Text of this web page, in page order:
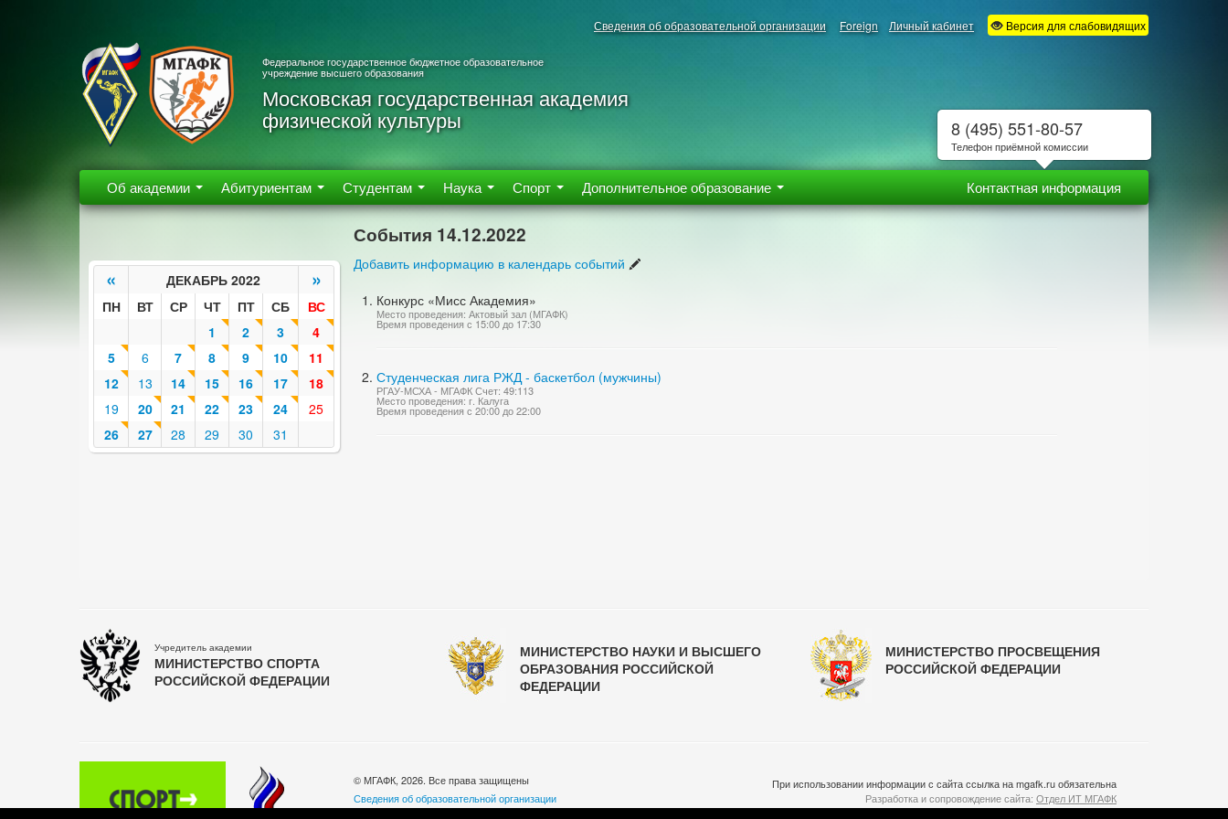
Сведения об образовательной организации Foreign Личный кабинет Версия для слабовидящих
Федеральное государственное бюджетное образовательное
учреждение высшего образования
Московская государственная академия
физической культуры
Об академии Абитуриентам Студентам Наука Спорт Дополнительное образование Контактная информация
« ДЕКАБРЬ 2022 »
ПН ВТ СР ЧТ ПТ СБ
ВС
1
2 3
4
5
6 7 8 9 10
11
12
13 14 15 16 17
18
19
20 21 22 23 24
25
26
27 28 29 30 31
События 14.12.2022
Добавить информацию в календарь событий
Конкурс «Мисс Академия»
Место проведения: Актовый зал (МГАФК)
Время проведения с 15:00 до 17:30
Студенческая лига РЖД - баскетбол (мужчины)
РГАУ-МСХА - МГАФК Счет: 49:113
Место проведения: г. Калуга
Время проведения с 20:00 до 22:00
Учредитель академии
МИНИСТЕРСТВО СПОРТА
РОССИЙСКОЙ ФЕДЕРАЦИИ
МИНИСТЕРСТВО НАУКИ И ВЫСШЕГО
ОБРАЗОВАНИЯ РОССИЙСКОЙ
ФЕДЕРАЦИИ
МИНИСТЕРСТВО ПРОСВЕЩЕНИЯ
РОССИЙСКОЙ ФЕДЕРАЦИИ
© МГАФК, 2026. Все права защищены
Сведения об образовательной организации
При использовании информации с сайта ссылка на mgafk.ru обязательна
Разработка и сопровождение сайта: Отдел ИТ МГАФК
Система управления контентом:temeshov.ru
8 (495) 551-80-57
Телефон приёмной комиссии